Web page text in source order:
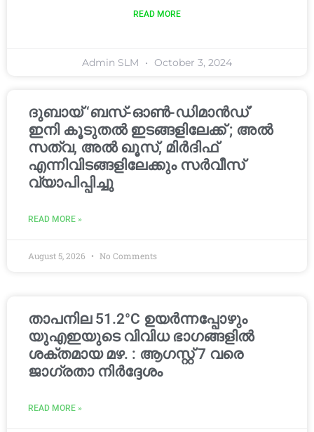
READ MORE
Admin SLM October 3, 2024
ദുബായ് ‘ബസ്-ഓൺ-ഡിമാൻഡ്’
ഇനി കൂടുതൽ ഇടങ്ങളിലേക്ക് ; അൽ
സത്വ, അൽ ഖൂസ്, മിർദിഫ്
എന്നിവിടങ്ങളിലേക്കും സർവീസ്
വ്യാപിപ്പിച്ചു
READ MORE »
August 5, 2026 No Comments
താപനില 51.2°C ഉയർന്നപ്പോഴും
യുഎഇയുടെ വിവിധ ഭാഗങ്ങളിൽ
ശക്തമായ മഴ. : ആഗസ്റ്റ് 7 വരെ
ജാഗ്രതാ നിർദ്ദേശം
READ MORE »